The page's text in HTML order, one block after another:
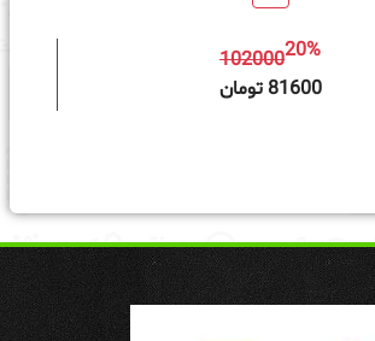
10200020%
81600 تومان